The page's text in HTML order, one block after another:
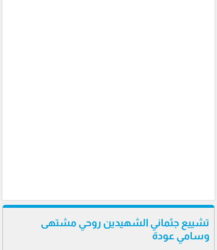
تشييع جثماني الشهيدين روحي مشتهى
وسامي عودة